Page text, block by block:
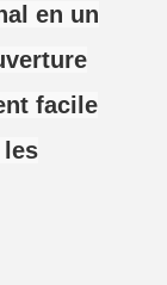
en un
facile
les